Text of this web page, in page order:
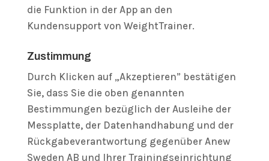
die Funktion in der App an den
Kundensupport von WeightTrainer.
Zustimmung
Durch Klicken auf „Akzeptieren” bestätigen
Sie, dass Sie die oben genannten
Bestimmungen bezüglich der Ausleihe der
Messplatte, der Datenhandhabung und der
Rückgabeverantwortung gegenüber Anew
Sweden AB und Ihrer Trainingseinrichtung